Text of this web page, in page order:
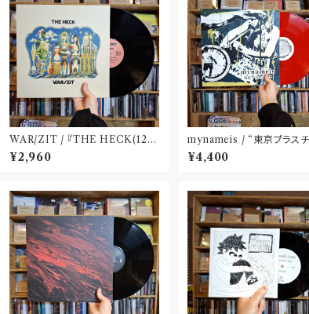
WAR​/​ZIT​ / 『​THE HECK(​12")​
』
¥2,960
mynameis / “東京プラスチ
LP(12 inch)
¥4,400